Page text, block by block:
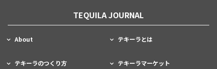
TEQUILA JOURNAL
About テキーラとは
テキーラのつくり方 テキーラマーケット